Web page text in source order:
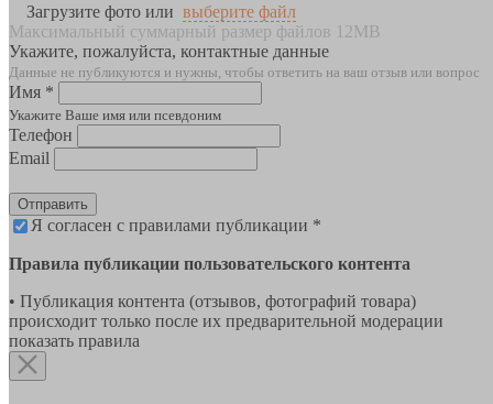
Загрузите фото или выберите файл
Максимальный суммарный размер файлов 12MB
Укажите, пожалуйста, контактные данные
Данные не публикуются и нужны, чтобы ответить на ваш отзыв или вопрос
Имя *
Укажите Ваше имя или псевдоним
Телефон
Email
Отправить
Я согласен с правилами публикации *
Правила публикации пользовательского контента
• Публикация контента (отзывов, фотографий товара)
происходит только после их предварительной модерации
показать правила